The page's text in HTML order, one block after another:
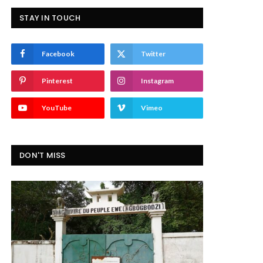
STAY IN TOUCH
Facebook Twitter
Pinterest Instagram
YouTube Vimeo
DON'T MISS